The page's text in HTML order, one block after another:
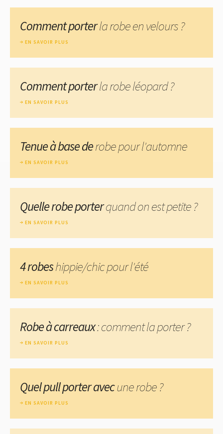
Comment porterla robe en velours ?
EN SAVOIR PLUS
Comment porterla robe léopard ?
EN SAVOIR PLUS
Tenue à base derobe pour l'automne
EN SAVOIR PLUS
Quelle robe porterquand on est petite ?
EN SAVOIR PLUS
4 robeshippie/chic pour l'été
EN SAVOIR PLUS
Robe à carreaux: comment la porter ?
EN SAVOIR PLUS
Quel pull porter avecune robe ?
EN SAVOIR PLUS